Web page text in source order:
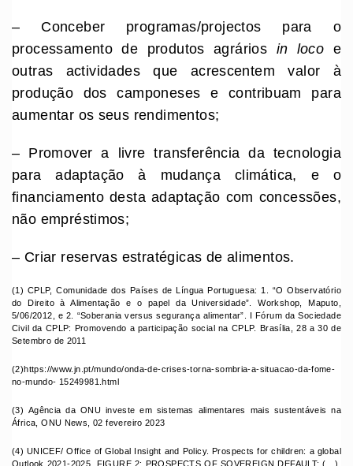
– Conceber programas/projectos para o
processamento de produtos agrários in loco e
outras actividades que acrescentem valor à
produção dos camponeses e contribuam para
aumentar os seus rendimentos;
– Promover a livre transferência da tecnologia
para adaptação à mudança climática, e o
financiamento desta adaptação com concessões,
não empréstimos;
– Criar reservas estratégicas de alimentos.
(1) CPLP, Comunidade dos Países de Língua Portuguesa: 1. “O Observatório
do Direito à Alimentação e o papel da Universidade”. Workshop, Maputo,
5/06/2012, e 2. “Soberania versus segurança alimentar”. I Fórum da Sociedade
Civil da CPLP: Promovendo a participação social na CPLP. Brasília, 28 a 30 de
Setembro de 2011
(2)https://www.jn.pt/mundo/onda-de-crises-torna-sombria-a-situacao-da-fome-
no-mundo- 15249981.html
(3) Agência da ONU investe em sistemas alimentares mais sustentáveis na
África, ONU News, 02 fevereiro 2023
(4) UNICEF/ Office of Global Insight and Policy. Prospects for children: a global
Outlook 2021-2025. FIGURE 2: PROSPECTS OF SOVEREIGN DEFAULT: (…),